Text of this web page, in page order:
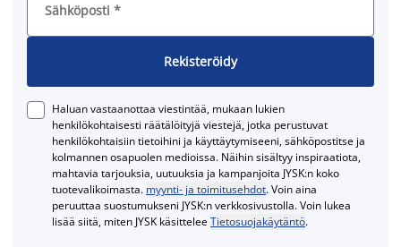
Sähköposti *
Rekisteröidy
Haluan vastaanottaa viestintää, mukaan lukien
henkilökohtaisesti räätälöityjä viestejä, jotka perustuvat
henkilökohtaisiin tietoihini ja käyttäytymiseeni, sähköpostitse ja
kolmannen osapuolen medioissa. Näihin sisältyy inspiraatiota,
mahtavia tarjouksia, uutuuksia ja kampanjoita JYSK:n koko
tuotevalikoimasta. myynti- ja toimitusehdot. Voin aina
peruuttaa suostumukseni JYSK:n verkkosivustolla. Voin lukea
lisää siitä, miten JYSK käsitteleeTietosuojakäytäntö.